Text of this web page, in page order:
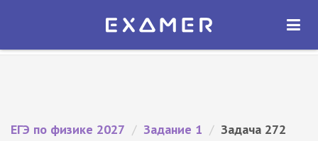
Экзамер — ЕГЭ 2027
ОТКРЫТЬ
ЕГЭ по физике 2027 / Задание 1 / Задача 272